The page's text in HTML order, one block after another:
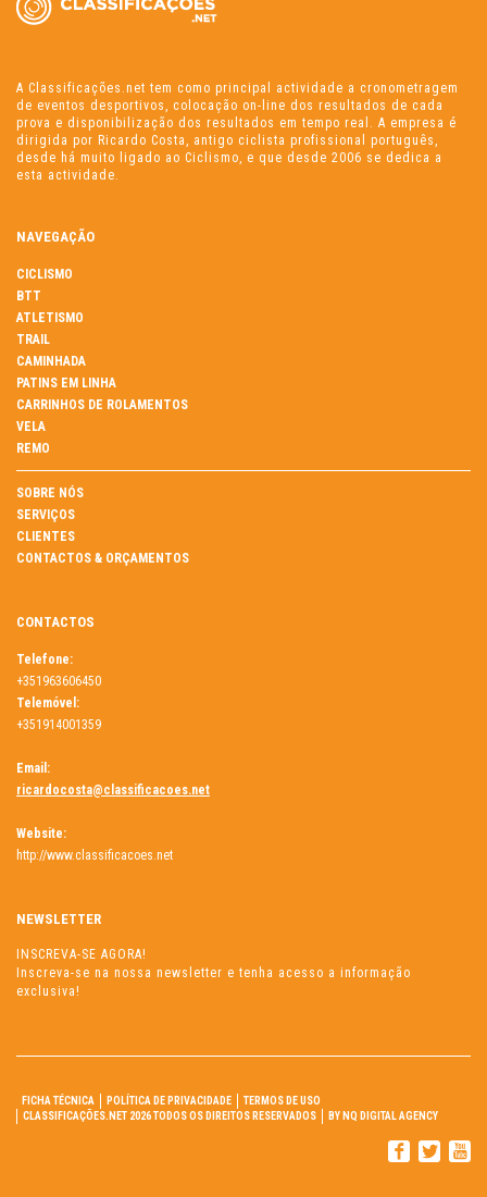
A Classificações.net tem como principal actividade a cronometragem
de eventos desportivos, colocação on-line dos resultados de cada
prova e disponibilização dos resultados em tempo real. A empresa é
dirigida por Ricardo Costa, antigo ciclista profissional português,
desde há muito ligado ao Ciclismo, e que desde 2006 se dedica a
esta actividade.
NAVEGAÇÃO
CICLISMO
BTT
ATLETISMO
TRAIL
CAMINHADA
PATINS EM LINHA
CARRINHOS DE ROLAMENTOS
VELA
REMO
SOBRE NÓS
SERVIÇOS
CLIENTES
CONTACTOS & ORÇAMENTOS
CONTACTOS
Telefone:
+351963606450
Telemóvel:
+351914001359
Email:
ricardocosta@classificacoes.net
Website:
http://www.classificacoes.net
NEWSLETTER
INSCREVA-SE AGORA!
Inscreva-se na nossa newsletter e tenha acesso a informação
exclusiva!
FICHA TÉCNICA POLÍTICA DE PRIVACIDADE
TERMOS DE USO
CLASSIFICAÇÕES.NET 2026 TODOS OS DIREITOS RESERVADOS
BY NQ DIGITAL AGENCY